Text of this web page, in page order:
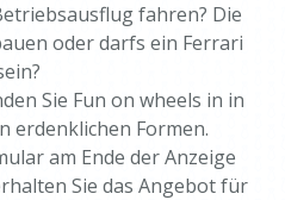
fahren? Die
oder darfs ein Ferrari
Sie Fun on wheels in in
erdenklichen Formen.
am Ende der Anzeige
Sie das Angebot für